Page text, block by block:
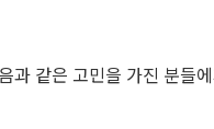
과 같은 고민을 가진 분들